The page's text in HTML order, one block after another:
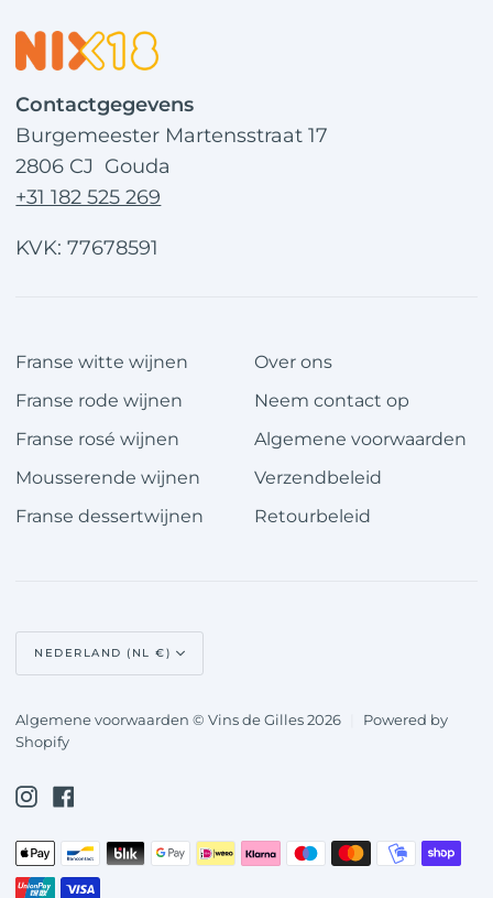
Contactgegevens
Burgemeester Martensstraat 17
2806 CJ Gouda
+31 182 525 269
KVK: 77678591
Franse witte wijnen
Franse rode wijnen
Franse rosé wijnen
Mousserende wijnen
Franse dessertwijnen
Over ons
Neem contact op
Algemene voorwaarden
Verzendbeleid
Retourbeleid
Valuta NEDERLAND (NL €)
Algemene voorwaarden © Vins de Gilles 2026
Powered by
Shopify
Geaccepteerde
AppleBancontact